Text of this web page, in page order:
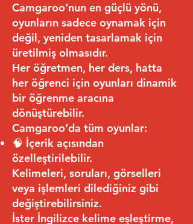
Camgaroo’nun en güçlü yönü,
oyunların sadece oynamak için
değil, yeniden tasarlamak için
üretilmiş olmasıdır.
Her öğretmen, her ders, hatta
her öğrenci için oyunları dinamik
bir öğrenme aracına
dönüştürebilir.
Camgaroo’da tüm oyunlar:
🧠 İçerik açısından
özelleştirilebilir.
Kelimeleri, soruları, görselleri
veya işlemleri dilediğiniz gibi
değiştirebilirsiniz.
İster İngilizce kelime eşleştirme,